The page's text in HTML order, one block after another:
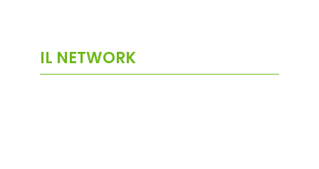
IL NETWORK